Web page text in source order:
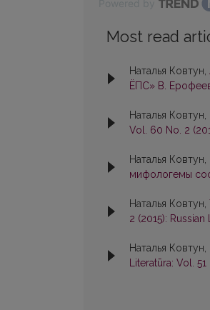
Most read
Наталья Ковтун,
ЁПС» В.
Наталья Ковтун,
Vol. 60 No. 2
Наталья Ковтун,
мифологемы
Наталья Ковтун,
2 (2015): Russian
Наталья Ковтун,
Literatūra: Vol.